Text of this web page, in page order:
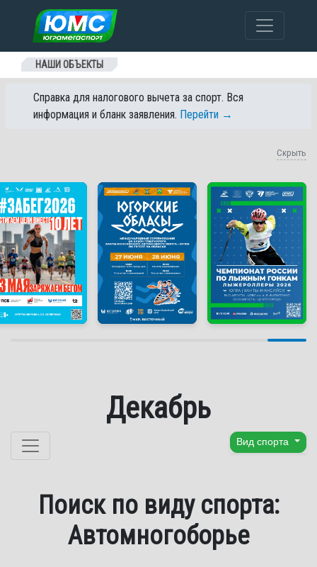
Перейти к содержанию
НАШИ ОБЪЕКТЫ
Справка для налогового вычета за спорт. Вся
информация и бланк заявления. Перейти →
Скрыть
Декабрь
Перейти к содержанию Вид спорта
Поиск по виду спорта:
Автомногоборье